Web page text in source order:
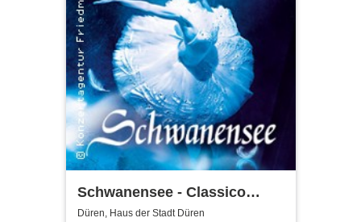
Schwanensee - Classico
Ballet Napoli
Düren, Haus der Stadt Düren